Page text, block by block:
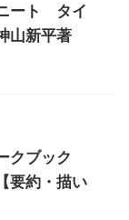
ート タイ
山新平著
クブック
要約・描い